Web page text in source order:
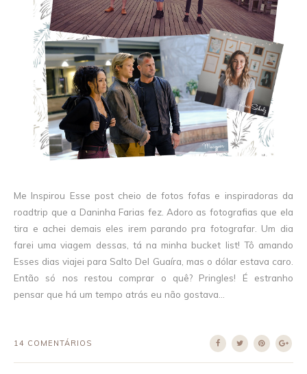
Me Inspirou Esse post cheio de fotos fofas e inspiradoras da
roadtrip que a Daninha Farias fez. Adoro as fotografias que ela
tira e achei demais eles irem parando pra fotografar. Um dia
farei uma viagem dessas, tá na minha bucket list! Tô amando
Esses dias viajei para Salto Del Guaíra, mas o dólar estava caro.
Então só nos restou comprar o quê? Pringles! É estranho
pensar que há um tempo atrás eu não gostava...
14 COMENTÁRIOS